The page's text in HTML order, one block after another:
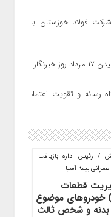
فولاد خوزستان به
رسانه و تقویت اعتماد
/ رئیس اداره بازیافت
بیمه آسیا
قطعات
خودروهای موضوع
بدنه و شخص ثالث